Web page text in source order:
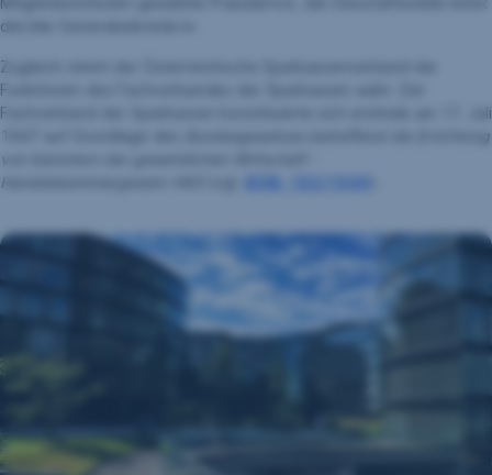
der/die Generalsekretär:in.
Zugleich nimmt der Österreichische Sparkassenverband die
Funktionen des Fachverbandes der Sparkassen wahr. Der
Fachverband der Sparkassen konstituierte sich erstmals am 17. Juli
Bundesgesetzes betreffend die Errichtung
von Kammern der gewerblichen Wirtschaft -
Handelskammergesetz-HKG